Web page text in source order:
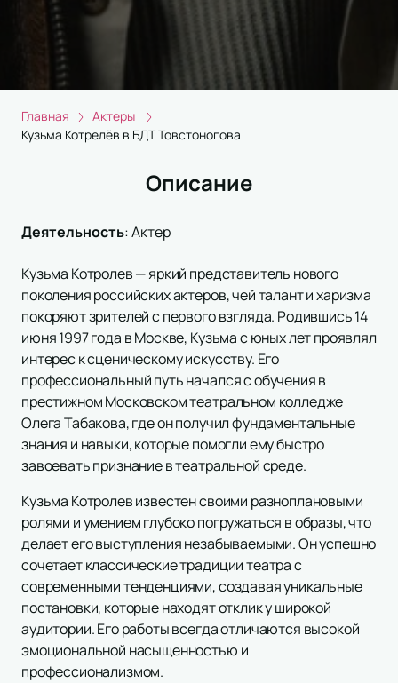
Главная
Актеры
Кузьма Котрелёв в БДТ Товстоногова
Описание
Деятельность:Актер
Кузьма Котролев — яркий представитель нового
поколения российских актеров, чей талант и харизма
покоряют зрителей с первого взгляда. Родившись 14
июня 1997 года в Москве, Кузьма с юных лет проявлял
интерес к сценическому искусству. Его
профессиональный путь начался с обучения в
престижном Московском театральном колледже
Олега Табакова, где он получил фундаментальные
знания и навыки, которые помогли ему быстро
завоевать признание в театральной среде.
Кузьма Котролев известен своими разноплановыми
ролями и умением глубоко погружаться в образы, что
делает его выступления незабываемыми. Он успешно
сочетает классические традиции театра с
современными тенденциями, создавая уникальные
постановки, которые находят отклик у широкой
аудитории. Его работы всегда отличаются высокой
эмоциональной насыщенностью и
профессионализмом.